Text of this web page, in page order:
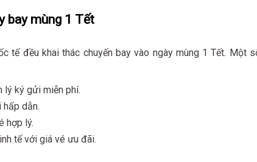
bay mùng 1 Tết
tế đều khai thác chuyến bay vào ngày mùng 1 Tết. Một
lý ký gửi miễn phí.
hấp dẫn.
hợp lý.
tế với giá vé ưu đãi.